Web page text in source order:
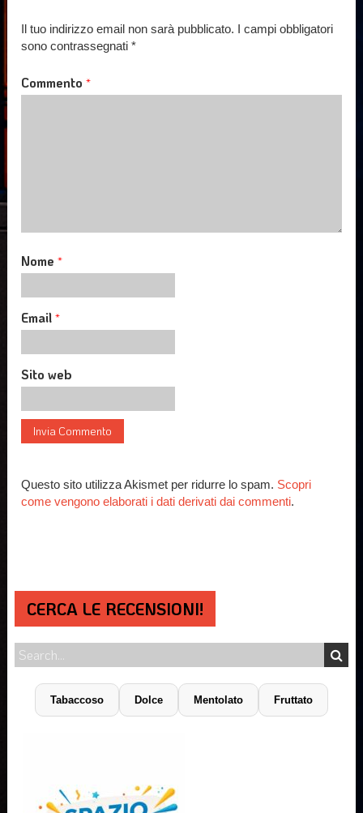
Il tuo indirizzo email non sarà pubblicato. I campi obbligatori
sono contrassegnati*
Commento*
Nome*
Email*
Sito web
Questo sito utilizza Akismet per ridurre lo spam. Scopri
come vengono elaborati i dati derivati dai commenti.
CERCA LE RECENSIONI!
Tabaccoso Dolce Mentolato Fruttato